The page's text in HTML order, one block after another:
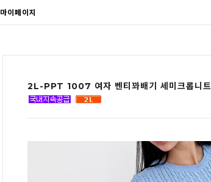
마이페이지
2L-PPT 1007 여자 벤티꽈배기 세미크롭니트